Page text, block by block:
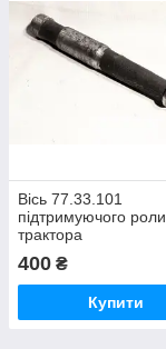
Вісь 77.33.101
підтримуючого
трактора
ДТ-75,ДТ-75Н,ДТ-
400 ₴
Купити